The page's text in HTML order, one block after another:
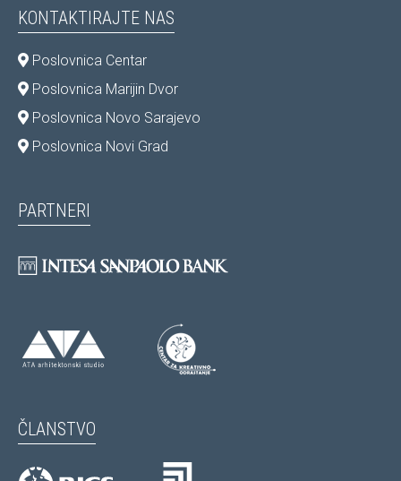
KONTAKTIRAJTE NAS
Poslovnica Centar
Poslovnica Marijin Dvor
Poslovnica Novo Sarajevo
Poslovnica Novi Grad
PARTNERI
ČLANSTVO